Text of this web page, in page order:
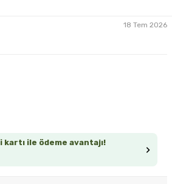
18 Tem 2026
kartı ile ödeme avantajı!